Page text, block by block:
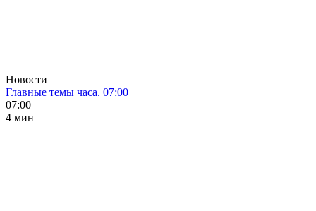
Новости
Главные темы часа. 07:00
07:00
4 мин